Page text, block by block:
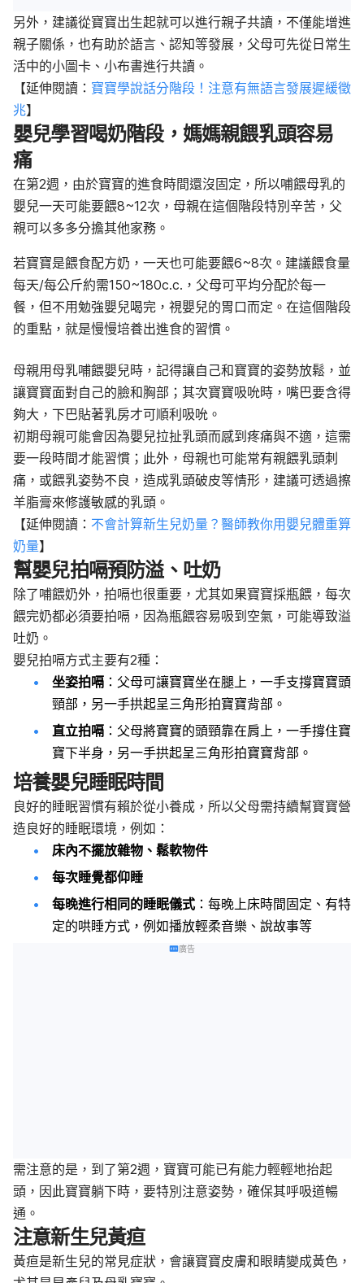
另外，建議從寶寶出生起就可以進行親子共讀，不僅能增進
親子關係，也有助於語言、認知等發展，父母可先從日常生
活中的小圖卡、小布書進行共讀。
【延伸閱讀： 寶寶學說話分階段！注意有無語言發展遲緩徵
兆】
嬰兒學習喝奶階段，媽媽親餵乳頭容易
痛
在第2週，由於寶寶的進食時間還沒固定，所以哺餵母乳的
嬰兒一天可能要餵8~12次，母親在這個階段特別辛苦，父
親可以多多分擔其他家務。
若寶寶是餵食配方奶，一天也可能要餵6~8次。建議餵食量
每天/每公斤約需150~180c.c.，父母可平均分配於每一
餐，但不用勉強嬰兒喝完，視嬰兒的胃口而定。在這個階段
的重點，就是慢慢培養出進食的習慣。
母親用母乳哺餵嬰兒時，記得讓自己和寶寶的姿勢放鬆，並
讓寶寶面對自己的臉和胸部；其次寶寶吸吮時，嘴巴要含得
夠大，下巴貼著乳房才可順利吸吮。
初期母親可能會因為嬰兒拉扯乳頭而感到疼痛與不適，這需
要一段時間才能習慣；此外，母親也可能常有親餵乳頭刺
痛，或餵乳姿勢不良，造成乳頭破皮等情形，建議可透過擦
羊脂膏來修護敏感的乳頭。
【延伸閱讀： 不會計算新生兒奶量？醫師教你用嬰兒體重算
奶量】
幫嬰兒拍嗝預防溢、吐奶
除了哺餵奶外，拍嗝也很重要，尤其如果寶寶採瓶餵，每次
餵完奶都必須要拍嗝，因為瓶餵容易吸到空氣，可能導致溢
吐奶。
嬰兒拍嗝方式主要有2種：
坐姿拍嗝 ：父母可讓寶寶坐在腿上，一手支撐寶寶頭
頸部，另一手拱起呈三角形拍寶寶背部。
直立拍嗝 ：父母將寶寶的頭頸靠在肩上，一手撐住寶
寶下半身，另一手拱起呈三角形拍寶寶背部。
培養嬰兒睡眠時間
良好的睡眠習慣有賴於從小養成，所以父母需持續幫寶寶營
造良好的睡眠環境，例如：
床內不擺放雜物、鬆軟物件
每次睡覺都仰睡
每晚進行相同的睡眠儀式 ：每晚上床時間固定、有特
定的哄睡方式，例如播放輕柔音樂、說故事等
廣告
需注意的是，到了第2週，寶寶可能已有能力輕輕地抬起
頭，因此寶寶躺下時，要特別注意姿勢，確保其呼吸道暢
通。
注意新生兒黃疸
黃疸是新生兒的常見症狀，會讓寶寶皮膚和眼睛變成黃色，